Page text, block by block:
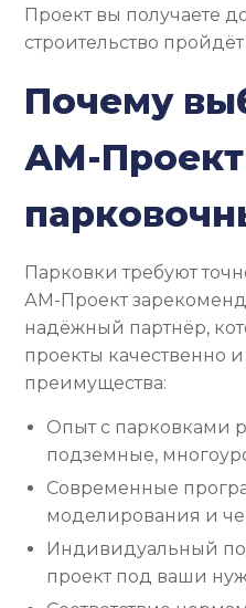
Проект вы получаете
строительство
Почему
АМ-
Парковки требуют
АМ-Проект
надёжный партнёр,
проекты качественно
преимущества:
Опыт с парковками
подземные,
Современные
моделирования и
Индивидуальный
проект под ваши